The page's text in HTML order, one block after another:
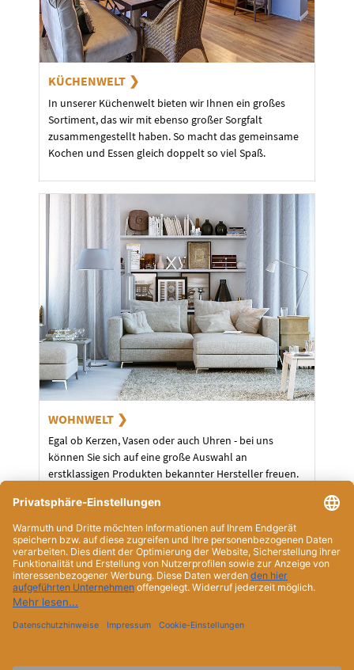
KÜCHENWELT
In unserer Küchenwelt bieten wir Ihnen ein großes
Sortiment, das wir mit ebenso großer Sorgfalt
zusammengestellt haben. So macht das gemeinsame
Kochen und Essen gleich doppelt so viel Spaß.
WOHNWELT
Egal ob Kerzen, Vasen oder auch Uhren - bei uns
können Sie sich auf eine große Auswahl an
erstklassigen Produkten bekannter Hersteller freuen.
ÜBER UNS SERVICE